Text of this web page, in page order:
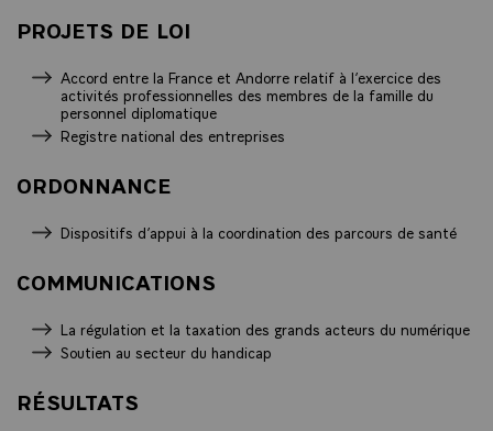
PROJETS DE LOI
Accord entre la France et Andorre relatif à l’exercice des
activités professionnelles des membres de la famille du
personnel diplomatique
Registre national des entreprises
ORDONNANCE
Dispositifs d’appui à la coordination des parcours de santé
COMMUNICATIONS
La régulation et la taxation des grands acteurs du numérique
Soutien au secteur du handicap
RÉSULTATS